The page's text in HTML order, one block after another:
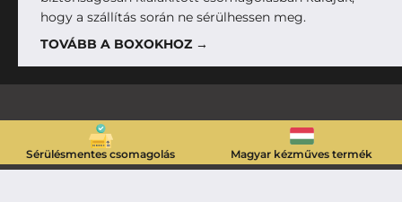
hogy a szállítás során ne sérülhessen meg.
TOVÁBB A BOXOKHOZ →
Sérülésmentes csomagolás Magyar kézműves termék